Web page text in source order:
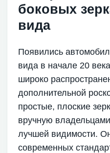
боковых
вида
Появились
вида в начале 20
широко
дополнительной
простые, плоские
вручную
лучшей видимости.
современных